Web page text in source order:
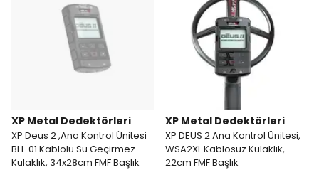
XP Metal Dedektörleri
XP Deus 2 ,Ana Kontrol Ünitesi
BH-01 Kablolu Su Geçirmez
Kulaklık, 34x28cm FMF Başlık
XP Metal Dedektörleri
XP DEUS 2 Ana Kontrol Ünitesi,
WSA2XL Kablosuz Kulaklık,
22cm FMF Başlık